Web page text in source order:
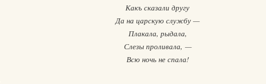
Какъ сказали другу
Да на царскую службу —
Плакала, рыдала,
Слезы проливала, —
Всю ночь не спала!